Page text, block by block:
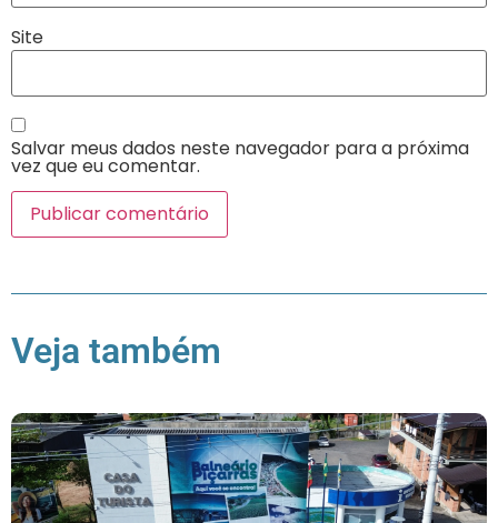
Site
Salvar meus dados neste navegador para a próxima
vez que eu comentar.
Veja também